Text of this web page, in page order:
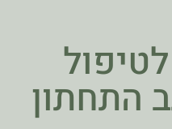
לטיפול
התחתון